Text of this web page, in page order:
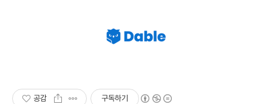
공감 구독하기